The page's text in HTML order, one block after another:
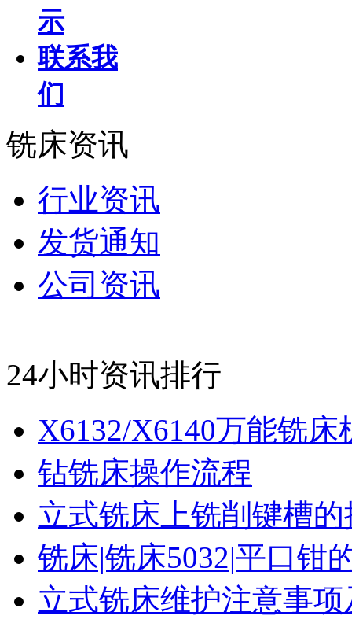
示
联系我
们
铣床资讯
行业资讯
发货通知
公司资讯
24小时资讯排行
X6132/X6140万能铣床
钻铣床操作流程
立式铣床上铣削键槽的
铣床|铣床5032|平口钳
立式铣床维护注意事项